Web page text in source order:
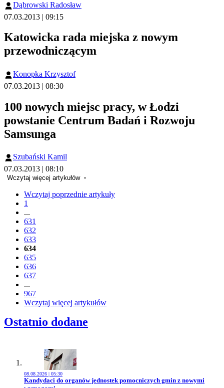
Dąbrowski Radosław
07.03.2013 | 09:15
Katowicka rada miejska z nowym
przewodniczącym
Konopka Krzysztof
07.03.2013 | 08:30
100 nowych miejsc pracy, w Łodzi
powstanie Centrum Badań i Rozwoju
Samsunga
Szubański Kamil
07.03.2013 | 08:10
Wczytaj więcej artykułów
Wczytaj poprzednie artykuły
1
...
631
632
633
634
635
636
637
...
967
Wczytaj więcej artykułów
Ostatnio dodane
08.08.2026 | 05:30
Przejdź do artykułu:
Kandydaci do organów jednostek pomocniczych gmin z nowymi